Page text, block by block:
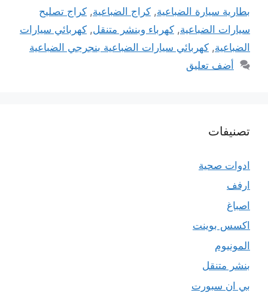
بطارية سيارة الضباعية, كراج الضباعية, كراج تصليح
سيارات الضباعية, كهرباء وبنشر متنقل, كهربائي سيارات
الضباعية, كهربائي سيارات الضباعية بنجرجي الضباعية
أضف تعليق
تصنيفات
ادوات صحية
ارفف
اصباغ
اكسس بوينت
المونيوم
بنشر متنقل
بي ان سبورت